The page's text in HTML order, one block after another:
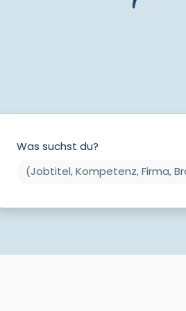
Was suchst du?